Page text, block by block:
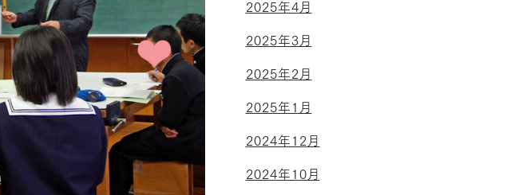
2025年4月
2025年3月
2025年2月
2025年1月
2024年12月
2024年10月